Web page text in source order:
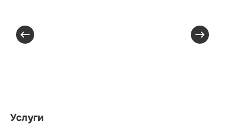
Услуги